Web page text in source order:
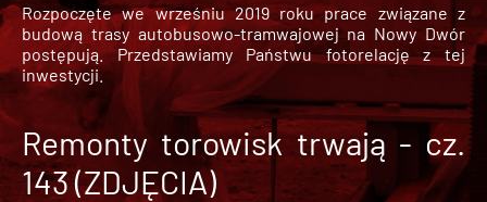
Rozpoczęte we wrześniu 2019 roku prace związane z
budową trasy autobusowo-tramwajowej na Nowy Dwór
postępują. Przedstawiamy Państwu fotorelację z tej
inwestycji.
Remonty torowisk trwają - cz.
143 (ZDJĘCIA)